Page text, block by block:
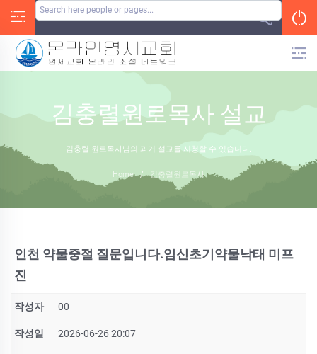
김충렬원로목사 설교
김충렬 원로목사님의 과거 설교를 시청할 수 있습니다.
Home / 김충렬원로목사
인천 약물중절 질문입니다.임신초기약물낙­태 미­프
진
작성자 00
작성일 2026-06-26 20:07